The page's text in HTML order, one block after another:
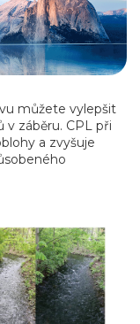
můžete vylepšit
v záběru. CPL při
a zvyšuje